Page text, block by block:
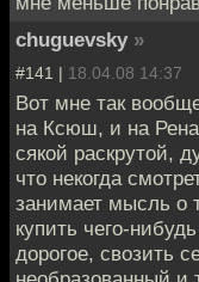
chuguevsky »
#141 | 18.04.08 14:37
Вот мне так
на Ксюш, и на
сякой раскрутой,
что некогда
занимает мысль о
купить чего-
дорогое, свозить